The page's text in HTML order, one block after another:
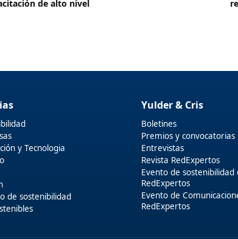
de alto nivel
y Tecnologia
de sostenibilidad
Yulder & Cris
Boletines
Premios y convocatorias
Entrevistas
Revista RedExpertos
Evento de sostenibilidad
RedExpertos
Evento de
RedExpertos